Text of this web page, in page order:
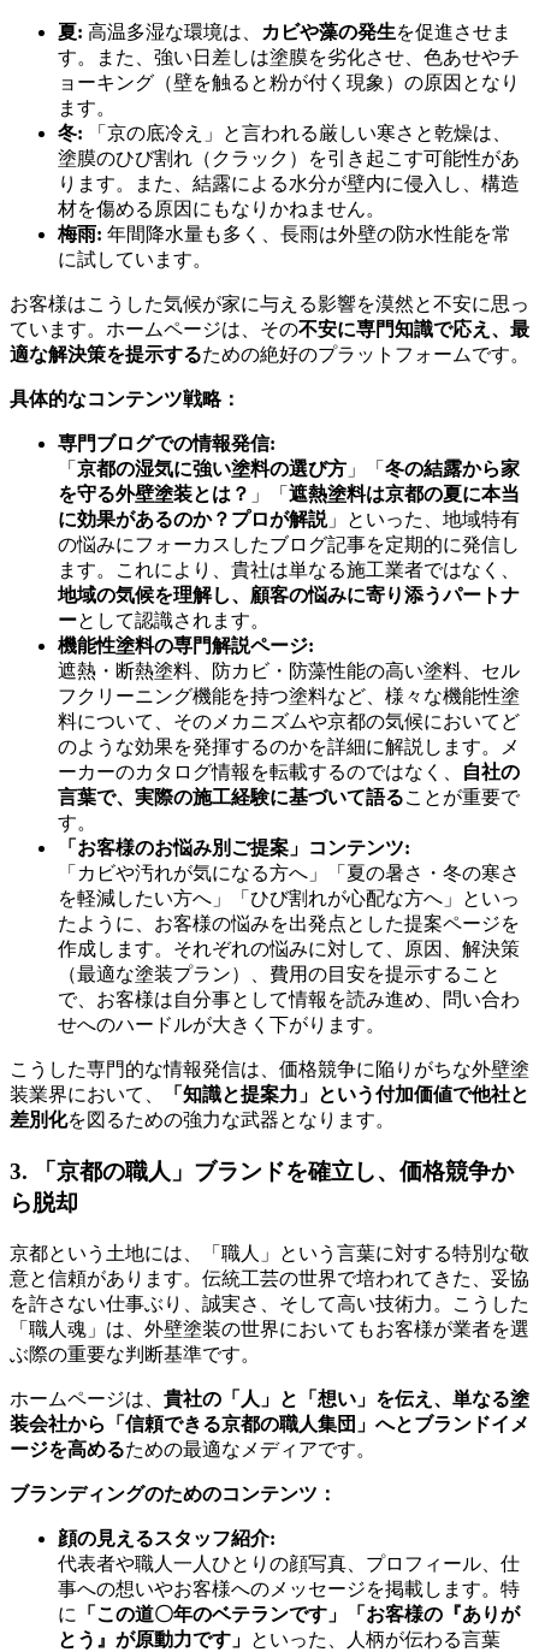
夏: 高温多湿な環境は、 カビや藻の発生を促進させま
す。また、強い日差しは塗膜を劣化させ、色あせやチ
ョーキング（壁を触ると粉が付く現象）の原因となり
ます。
冬: 「京の底冷え」と言われる厳しい寒さと乾燥は、
塗膜のひび割れ（クラック）を引き起こす可能性があ
ります。また、結露による水分が壁内に侵入し、構造
材を傷める原因にもなりかねません。
梅雨: 年間降水量も多く、長雨は外壁の防水性能を常
に試しています。
お客様はこうした気候が家に与える影響を漠然と不安に思っ
ています。ホームページは、その不安に専門知識で応え、最
適な解決策を提示するための絶好のプラットフォームです。
具体的なコンテンツ戦略：
専門ブログでの情報発信:
「 京都の湿気に強い塗料の選び方 」「 冬の結露から家
を守る外壁塗装とは？ 」「 遮熱塗料は京都の夏に本当
に効果があるのか？プロが解説」といった、地域特有
の悩みにフォーカスしたブログ記事を定期的に発信し
ます。これにより、貴社は単なる施工業者ではなく、
地域の気候を理解し、顧客の悩みに寄り添うパートナ
ーとして認識されます。
機能性塗料の専門解説ページ:
遮熱・断熱塗料、防カビ・防藻性能の高い塗料、セル
フクリーニング機能を持つ塗料など、様々な機能性塗
料について、そのメカニズムや京都の気候においてど
のような効果を発揮するのかを詳細に解説します。メ
ーカーのカタログ情報を転載するのではなく、
自社の
言葉で、実際の施工経験に基づいて語ることが重要で
す。
「お客様のお悩み別ご提案」コンテンツ:
「カビや汚れが気になる方へ」「夏の暑さ・冬の寒さ
を軽減したい方へ」「ひび割れが心配な方へ」といっ
たように、お客様の悩みを出発点とした提案ページを
作成します。それぞれの悩みに対して、原因、解決策
（最適な塗装プラン）、費用の目安を提示すること
で、お客様は自分事として情報を読み進め、問い合わ
せへのハードルが大きく下がります。
こうした専門的な情報発信は、価格競争に陥りがちな外壁塗
装業界において、
「知識と提案力」という付加価値で他社と
差別化を図るための強力な武器となります。
3. 「京都の職人」ブランドを確立し、価格競争か
ら脱却
京都という土地には、「職人」という言葉に対する特別な敬
意と信頼があります。伝統工芸の世界で培われてきた、妥協
を許さない仕事ぶり、誠実さ、そして高い技術力。こうした
「職人魂」は、外壁塗装の世界においてもお客様が業者を選
ぶ際の重要な判断基準です。
ホームページは、 貴社の「人」と「想い」を伝え、単なる塗
装会社から「信頼できる京都の職人集団」へとブランドイメ
ージを高めるための最適なメディアです。
ブランディングのためのコンテンツ：
顔の見えるスタッフ紹介:
代表者や職人一人ひとりの顔写真、プロフィール、仕
事への想いやお客様へのメッセージを掲載します。特
に
「この道〇年のベテランです」「お客様の『ありが
とう』が原動力です」 といった、人柄が伝わる言葉